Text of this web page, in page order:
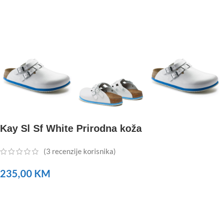
Kay Sl Sf White Prirodna koža
(3 recenzije korisnika)
235,00 KM